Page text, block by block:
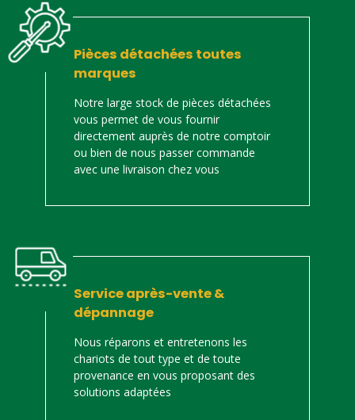
Pièces détachées toutes
marques
Notre large stock de pièces détachées
vous permet de vous fournir
directement auprès de notre comptoir
ou bien de nous passer commande
avec une livraison chez vous
Service après-vente &
dépannage
Nous réparons et entretenons les
chariots de tout type et de toute
provenance en vous proposant des
solutions adaptées